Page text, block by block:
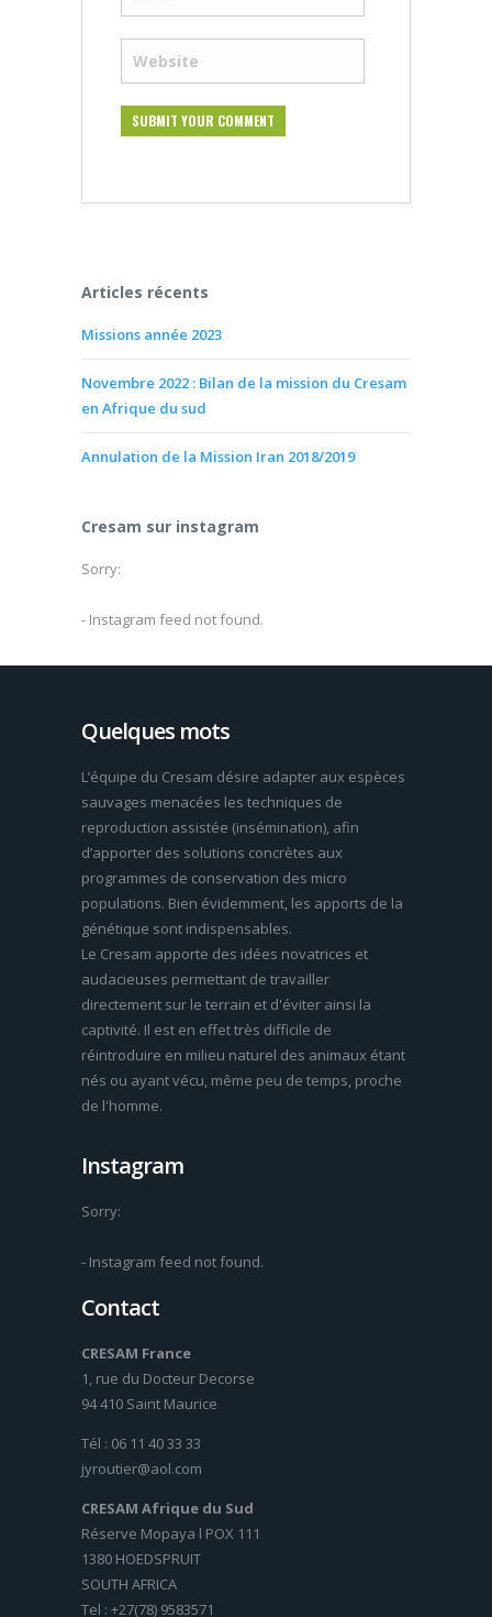
Articles récents
Missions année 2023
Novembre 2022 : Bilan de la mission du Cresam
en Afrique du sud
Annulation de la Mission Iran 2018/2019
Cresam sur instagram
Sorry:
- Instagram feed not found.
Quelques mots
L’équipe du Cresam désire adapter aux espèces
sauvages menacées les techniques de
reproduction assistée (insémination), afin
d’apporter des solutions concrètes aux
programmes de conservation des micro
populations. Bien évidemment, les apports de la
génétique sont indispensables.
Le Cresam apporte des idées novatrices et
audacieuses permettant de travailler
directement sur le terrain et d'éviter ainsi la
captivité. Il est en effet très difficile de
réintroduire en milieu naturel des animaux étant
nés ou ayant vécu, même peu de temps, proche
de l'homme.
Instagram
Sorry:
- Instagram feed not found.
Contact
CRESAM France
1, rue du Docteur Decorse
94 410 Saint Maurice
Tél : 06 11 40 33 33
jyroutier@aol.com
CRESAM Afrique du Sud
Réserve Mopaya l POX 111
1380 HOEDSPRUIT
SOUTH AFRICA
Tel : +27(78) 9583571